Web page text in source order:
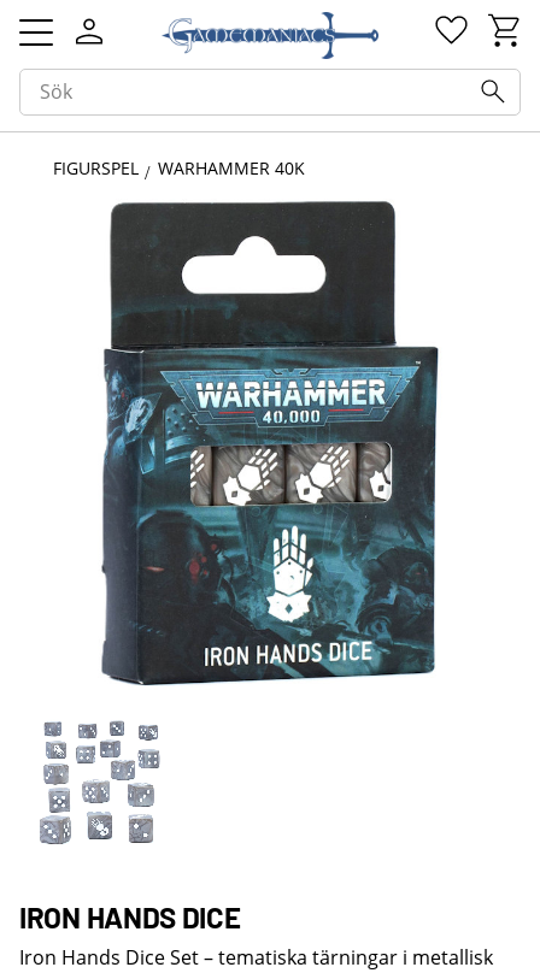
Meny
FIGURSPEL WARHAMMER 40K
IRON HANDS DICE
Iron Hands Dice Set – tematiska tärningar i metallisk